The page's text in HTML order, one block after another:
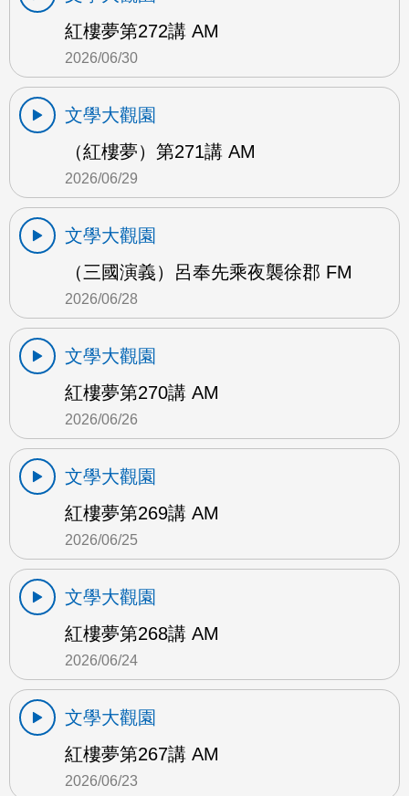
紅樓夢第272講 AM
2026/06/30
文學大觀園
（紅樓夢）第271講 AM
2026/06/29
文學大觀園
（三國演義）呂奉先乘夜襲徐郡 FM
2026/06/28
文學大觀園
紅樓夢第270講 AM
2026/06/26
文學大觀園
紅樓夢第269講 AM
2026/06/25
文學大觀園
紅樓夢第268講 AM
2026/06/24
文學大觀園
紅樓夢第267講 AM
2026/06/23